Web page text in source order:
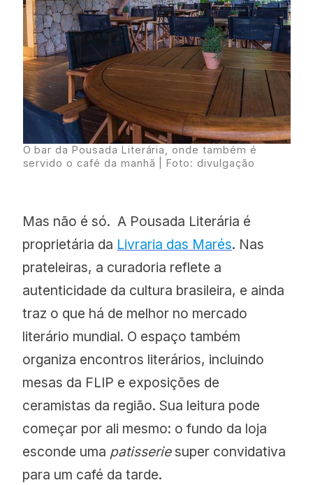
O bar da Pousada Literária, onde também é
servido o café da manhã | Foto: divulgação
Mas não é só. A Pousada Literária é
proprietária da Livraria das Marés. Nas
prateleiras, a curadoria reflete a
autenticidade da cultura brasileira, e ainda
traz o que há de melhor no mercado
literário mundial. O espaço também
organiza encontros literários, incluindo
mesas da FLIP e exposições de
ceramistas da região. Sua leitura pode
começar por ali mesmo: o fundo da loja
esconde uma patisseriesuper convidativa
para um café da tarde.